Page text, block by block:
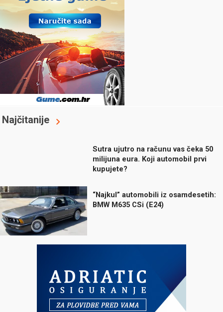
Najčitanije
Sutra ujutro na računu vas čeka 50
milijuna eura. Koji automobil prvi
kupujete?
“Najkul” automobili iz osamdesetih:
BMW M635 CSi (E24)